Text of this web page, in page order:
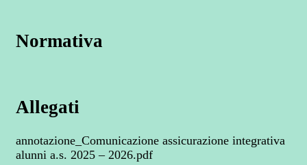
Normativa
Allegati
annotazione_Comunicazione assicurazione integrativa
alunni a.s. 2025 – 2026.pdf